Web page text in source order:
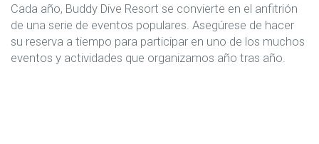
Cada año, Buddy Dive Resort se convierte en el anfitrión
de una serie de eventos populares. Asegúrese de hacer
su reserva a tiempo para participar en uno de los muchos
eventos y actividades que organizamos año tras año.